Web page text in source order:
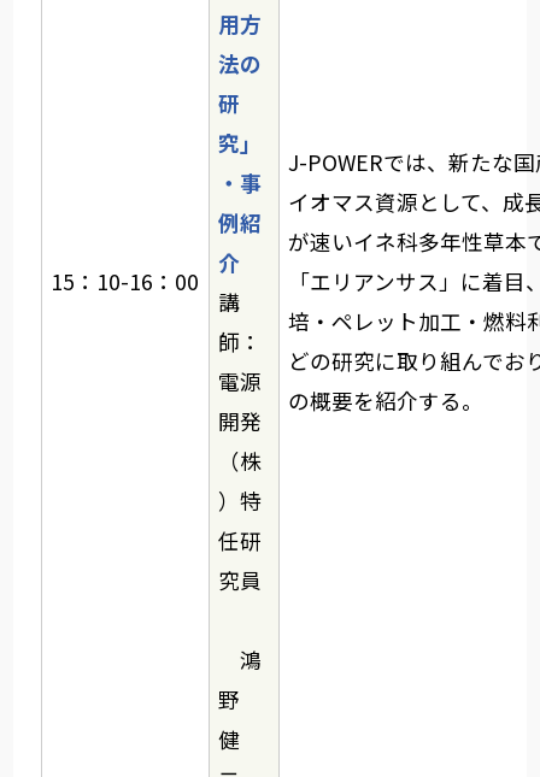
15：10-16：00
用方
法の
研
究」
・事
例紹
介
講
師：
電源
開発
（株
）特
任研
究員
鴻
野
健
J-POWERでは、新たな
イオマス資源として、成
が速いイネ科多年性草本
「エリアンサス」に着目
培・ペレット加工・燃料
どの研究に取り組んでお
の概要を紹介する。